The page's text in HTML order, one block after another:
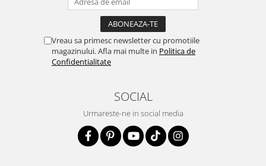
Vreau sa primesc newsletter cu promotiile
magazinului. Afla mai multe in Politica de
Confidentialitate
SOCIAL
Urmareste-ne in social media